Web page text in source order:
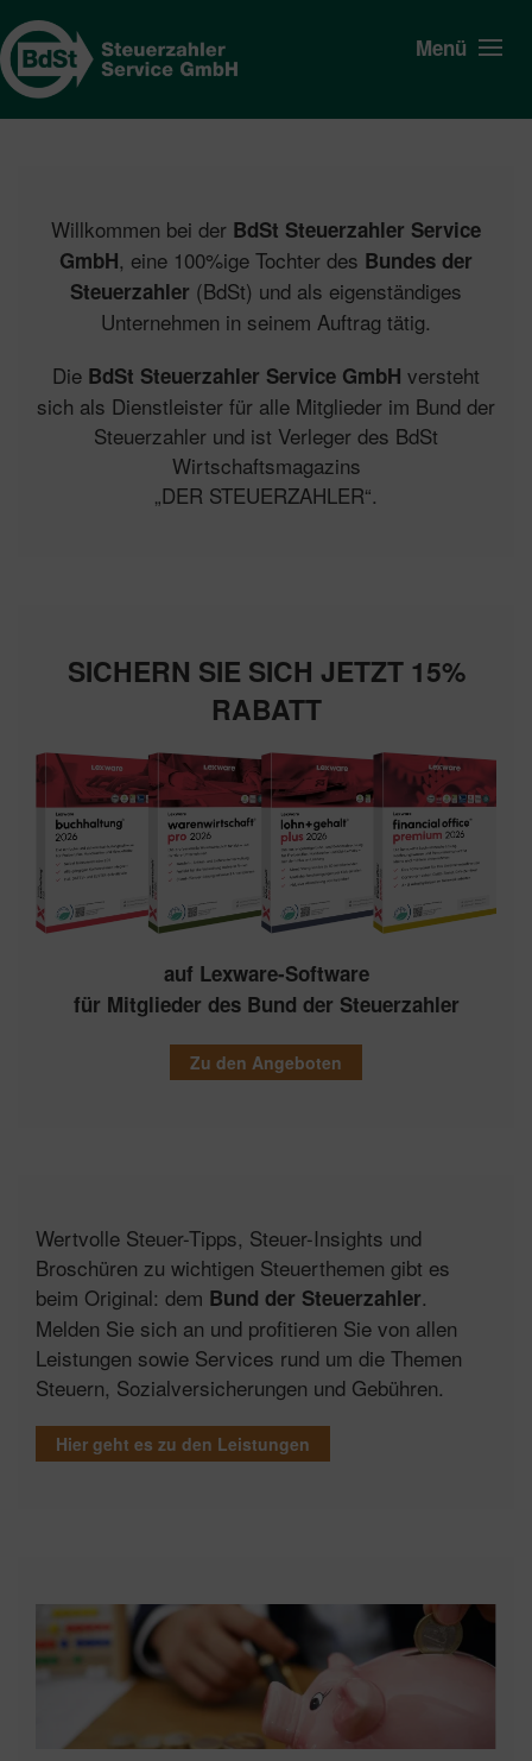
Menü
Willkommen bei der BdSt Steuerzahler Service
GmbH, eine 100%ige Tochter des Bundes der
Steuerzahler (BdSt) und als eigenständiges
Unternehmen in seinem Auftrag tätig.
Die BdSt Steuerzahler Service GmbH versteht
sich als Dienstleister für alle Mitglieder im Bund der
Steuerzahler und ist Verleger des BdSt
Wirtschaftsmagazins
„DER STEUERZAHLER“.
SICHERN SIE SICH JETZT 15%
RABATT
auf Lexware-Software
für Mitglieder des Bund der Steuerzahler
Zu den Angeboten
Wertvolle Steuer-Tipps, Steuer-Insights und
Broschüren zu wichtigen Steuerthemen gibt es
beim Original: dem Bund der Steuerzahler.
Melden Sie sich an und profitieren Sie von allen
Leistungen sowie Services rund um die Themen
Steuern, Sozialversicherungen und Gebühren.
Hier geht es zu den Leistungen